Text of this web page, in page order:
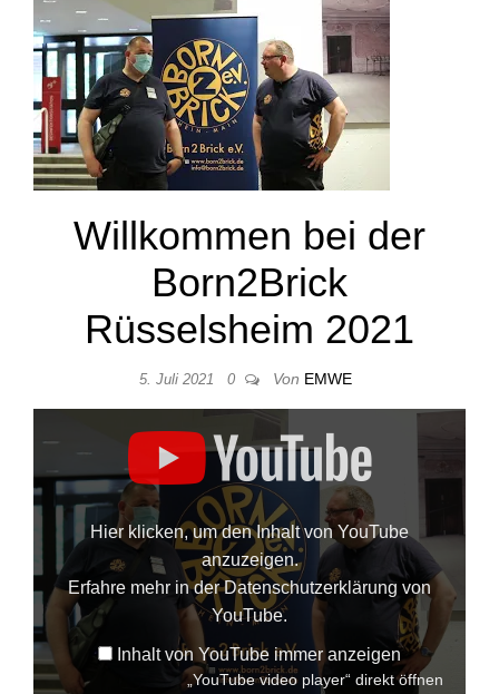
Willkommen bei der
Born2Brick
Rüsselsheim 2021
5. Juli 2021 0 Von EMWE
Hier klicken, um den Inhalt von YouTube
anzuzeigen.
Erfahre mehr in derDatenschutzerklärung von
YouTube.
Inhalt von YouTube immer anzeigen
„YouTube video player“ direkt öffnen